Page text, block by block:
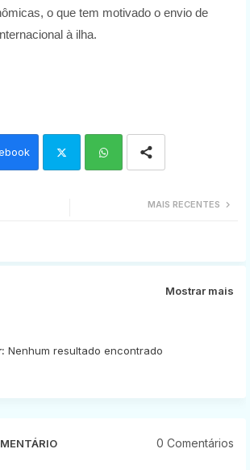
o que tem motivado o envio de
à ilha.
MAIS RECENTES
Mostrar mais
Nenhum resultado encontrado
0 Comentários